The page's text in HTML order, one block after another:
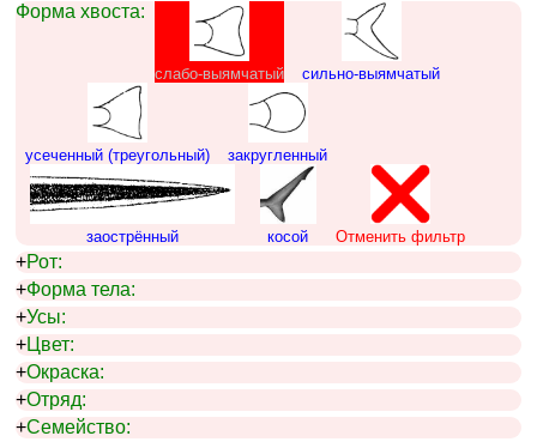
Форма хвоста:
слабо-выямчатый сильно-выямчатый
усеченный (треугольный) закругленный
заострённый косой Отменить фильтр
+Рот:
+Форма тела:
+Усы:
+Цвет:
+Окраска:
+Отряд:
+Семейство: